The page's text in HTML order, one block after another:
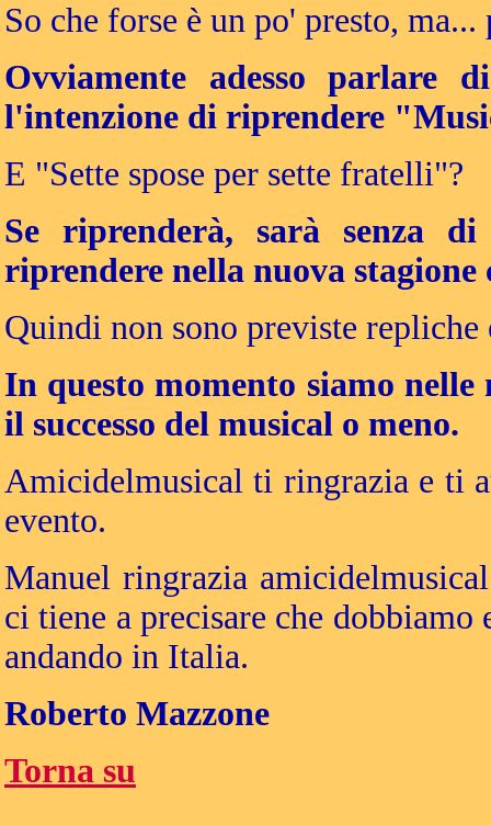
So che forse è un po' presto,
Ovviamente adesso
l'intenzione di riprendere
E "Sette spose per sette fratelli"?
Se riprenderà, sarà senza
riprendere nella nuova
Quindi non sono previste
In questo momento siamo
il successo del musical o meno.
Amicidelmusical ti ringrazia e ti
evento.
Manuel ringrazia
ci tiene a precisare che
andando in Italia.
Roberto Mazzone
Torna su